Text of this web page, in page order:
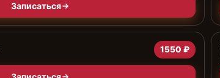
Записаться
1550 ₽